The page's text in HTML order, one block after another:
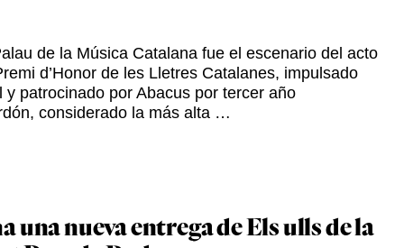
de la Música Catalana fue el escenario del acto
d’Honor de les Lletres Catalanes, impulsado
y patrocinado por Abacus por tercer año
considerado la más alta …
una nueva entrega de Els ulls de la